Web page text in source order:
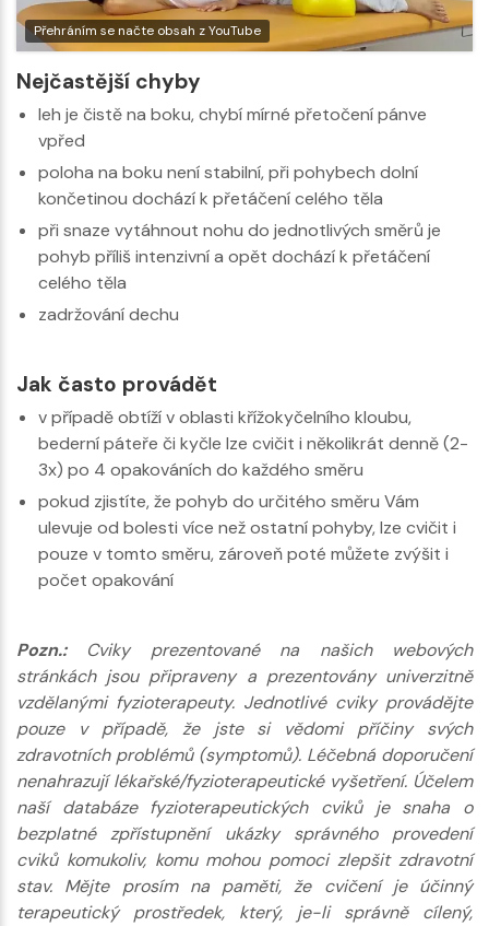
Přehráním se načte obsah z YouTube
Nejčastější chyby
leh je čistě na boku, chybí mírné přetočení pánve
vpřed
poloha na boku není stabilní, při pohybech dolní
končetinou dochází k přetáčení celého těla
při snaze vytáhnout nohu do jednotlivých směrů je
pohyb příliš intenzivní a opět dochází k přetáčení
celého těla
zadržování dechu
Jak často provádět
v případě obtíží v oblasti křížokyčelního kloubu,
bederní páteře či kyčle lze cvičit i několikrát denně (2-
3x) po 4 opakováních do každého směru
pokud zjistíte, že pohyb do určitého směru Vám
ulevuje od bolesti více než ostatní pohyby, lze cvičit i
pouze v tomto směru, zároveň poté můžete zvýšit i
počet opakování
Pozn.: Cviky prezentované na našich webových
stránkách jsou připraveny a prezentovány univerzitně
vzdělanými fyzioterapeuty. Jednotlivé cviky provádějte
pouze v případě, že jste si vědomi příčiny svých
zdravotních problémů (symptomů). Léčebná doporučení
nenahrazují lékařské/fyzioterapeutické vyšetření. Účelem
naší databáze fyzioterapeutických cviků je snaha o
bezplatné zpřístupnění ukázky správného provedení
cviků komukoliv, komu mohou pomoci zlepšit zdravotní
stav. Mějte prosím na paměti, že cvičení je účinný
terapeutický prostředek, který, je-li správně cílený,